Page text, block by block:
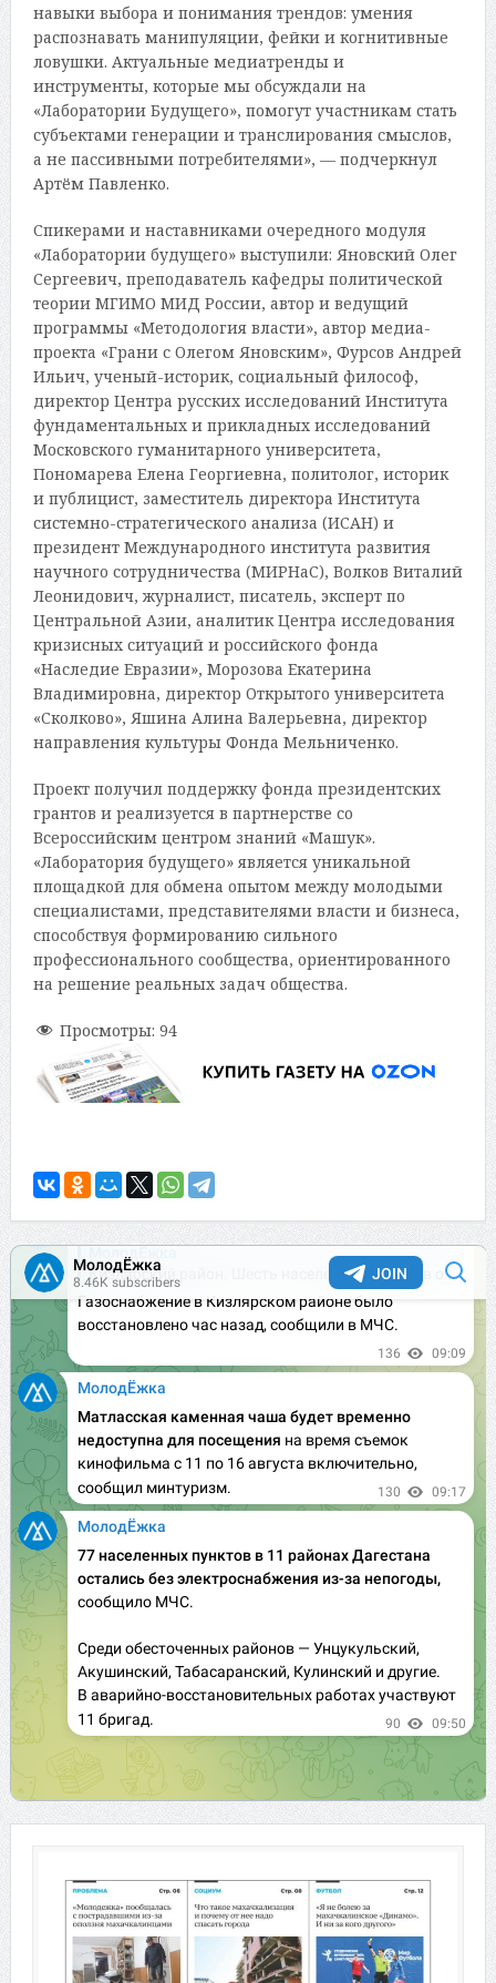
навыки выбора и понимания трендов: умения
распознавать манипуляции, фейки и когнитивные
ловушки. Актуальные медиатренды и
инструменты, которые мы обсуждали на
«Лаборатории Будущего», помогут участникам стать
субъектами генерации и транслирования смыслов,
а не пассивными потребителями», — подчеркнул
Артём Павленко.
Спикерами и наставниками очередного модуля
«Лаборатории будущего» выступили: Яновский Олег
Сергеевич, преподаватель кафедры политической
теории МГИМО МИД России, автор и ведущий
программы «Методология власти», автор медиа-
проекта «Грани с Олегом Яновским», Фурсов Андрей
Ильич, ученый-историк, социальный философ,
директор Центра русских исследований Института
фундаментальных и прикладных исследований
Московского гуманитарного университета,
Пономарева Елена Георгиевна, политолог, историк
и публицист, заместитель директора Института
системно-стратегического анализа (ИСАН) и
президент Международного института развития
научного сотрудничества (МИРНаС), Волков Виталий
Леонидович, журналист, писатель, эксперт по
Центральной Азии, аналитик Центра исследования
кризисных ситуаций и российского фонда
«Наследие Евразии», Морозова Екатерина
Владимировна, директор Открытого университета
«Сколково», Яшина Алина Валерьевна, директор
направления культуры Фонда Мельниченко.
Проект получил поддержку фонда президентских
грантов и реализуется в партнерстве со
Всероссийским центром знаний «Машук».
«Лаборатория будущего» является уникальной
площадкой для обмена опытом между молодыми
специалистами, представителями власти и бизнеса,
способствуя формированию сильного
профессионального сообщества, ориентированного
на решение реальных задач общества.
Просмотры: 94